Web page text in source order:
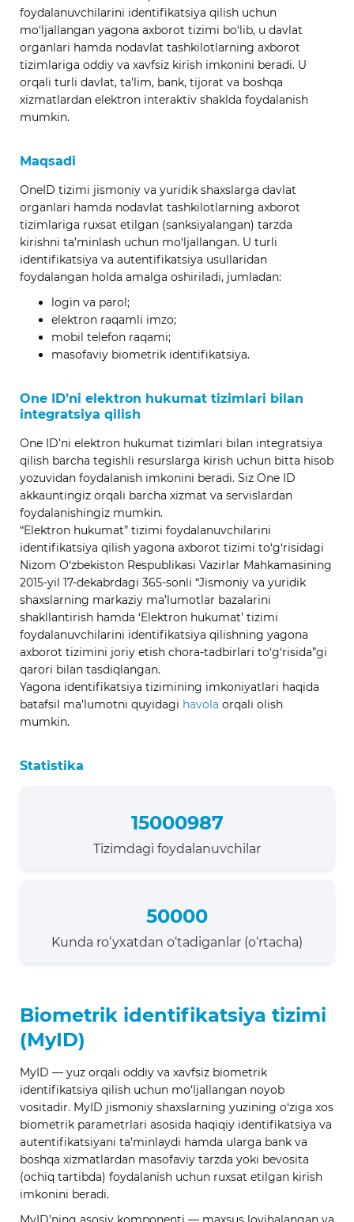
foydalanuvchilarini identifikatsiya qilish uchun
mo‘ljallangan yagona axborot tizimi bo‘lib, u davlat
organlari hamda nodavlat tashkilotlarning axborot
tizimlariga oddiy va xavfsiz kirish imkonini beradi. U
orqali turli davlat, ta’lim, bank, tijorat va boshqa
xizmatlardan elektron interaktiv shaklda foydalanish
mumkin.
Maqsadi
OneID tizimi jismoniy va yuridik shaxslarga davlat
organlari hamda nodavlat tashkilotlarning axborot
tizimlariga ruxsat etilgan (sanksiyalangan) tarzda
kirishni ta’minlash uchun mo‘ljallangan. U turli
identifikatsiya va autentifikatsiya usullaridan
foydalangan holda amalga oshiriladi, jumladan:
login va parol;
elektron raqamli imzo;
mobil telefon raqami;
masofaviy biometrik identifikatsiya.
One ID’ni elektron hukumat tizimlari bilan
integratsiya qilish
One ID’ni elektron hukumat tizimlari bilan integratsiya
qilish barcha tegishli resurslarga kirish uchun bitta hisob
yozuvidan foydalanish imkonini beradi. Siz One ID
akkauntingiz orqali barcha xizmat va servislardan
foydalanishingiz mumkin.
“Elektron hukumat” tizimi foydalanuvchilarini
identifikatsiya qilish yagona axborot tizimi to‘g‘risidagi
Nizom O‘zbekiston Respublikasi Vazirlar Mahkamasining
2015-yil 17-dekabrdagi 365-sonli “Jismoniy va yuridik
shaxslarning markaziy ma’lumotlar bazalarini
shakllantirish hamda ‘Elektron hukumat’ tizimi
foydalanuvchilarini identifikatsiya qilishning yagona
axborot tizimini joriy etish chora-tadbirlari to‘g‘risida”gi
qarori bilan tasdiqlangan.
Yagona identifikatsiya tizimining imkoniyatlari haqida
batafsil ma’lumotni quyidagi havola orqali olish
mumkin.
Statistika
15000987
Tizimdagi foydalanuvchilar
50000
Kunda ro‘yxatdan o‘tadiganlar (o‘rtacha)
Biometrik identifikatsiya tizimi
(MyID)
MyID — yuz orqali oddiy va xavfsiz biometrik
identifikatsiya qilish uchun mo‘ljallangan noyob
vositadir. MyID jismoniy shaxslarning yuzining o‘ziga xos
biometrik parametrlari asosida haqiqiy identifikatsiya va
autentifikatsiyani ta’minlaydi hamda ularga bank va
boshqa xizmatlardan masofaviy tarzda yoki bevosita
(ochiq tartibda) foydalanish uchun ruxsat etilgan kirish
imkonini beradi.